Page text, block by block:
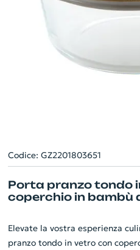
Codice: GZ2201803651
Porta pranzo tondo
coperchio in bambù
Elevate la vostra esperienza
pranzo tondo in vetro con